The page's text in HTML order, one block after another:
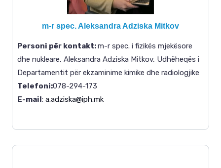
m-r spec. Aleksandra Adziska Mitkov
Personi për kontakt:m-r spec. i fizikës mjekësore
dhe nukleare, Aleksandra Adziska Mitkov, Udhëheqës i
Departamentit për ekzaminime kimike dhe radiologjike
Telefoni:078-294-173
E-mail: a.adziska@iph.mk